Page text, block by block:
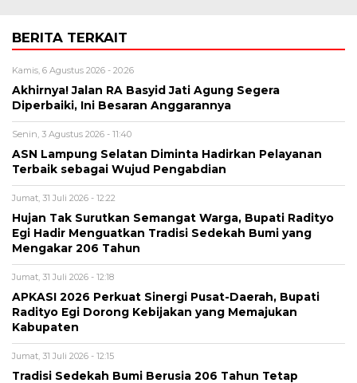
BERITA TERKAIT
Kamis, 6 Agustus 2026 - 20:26
Akhirnya! Jalan RA Basyid Jati Agung Segera
Diperbaiki, Ini Besaran Anggarannya
Senin, 3 Agustus 2026 - 11:40
ASN Lampung Selatan Diminta Hadirkan Pelayanan
Terbaik sebagai Wujud Pengabdian
Jumat, 31 Juli 2026 - 12:22
Hujan Tak Surutkan Semangat Warga, Bupati Radityo
Egi Hadir Menguatkan Tradisi Sedekah Bumi yang
Mengakar 206 Tahun
Jumat, 31 Juli 2026 - 12:18
APKASI 2026 Perkuat Sinergi Pusat-Daerah, Bupati
Radityo Egi Dorong Kebijakan yang Memajukan
Kabupaten
Jumat, 31 Juli 2026 - 12:15
Tradisi Sedekah Bumi Berusia 206 Tahun Tetap